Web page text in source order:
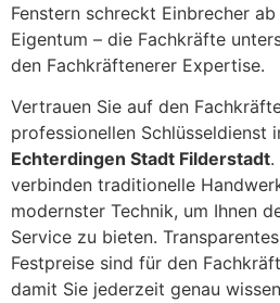
Fenstern schreckt Einbrecher
Eigentum – die Fachkräfte
den Fachkräftenerer Expertise.
Vertrauen Sie auf den
professionellen Schlüsseldienst
Echterdingen Stadt Filderstadt.
verbinden traditionelle
modernster Technik, um Ihnen
Service zu bieten.
Festpreise sind für den
damit Sie jederzeit genau